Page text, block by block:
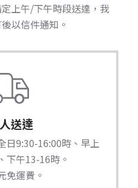
上午/下午時段送達，我
以信件通知。
送達
日9:30-16:00時、早上
下午13-16時。
免運費。